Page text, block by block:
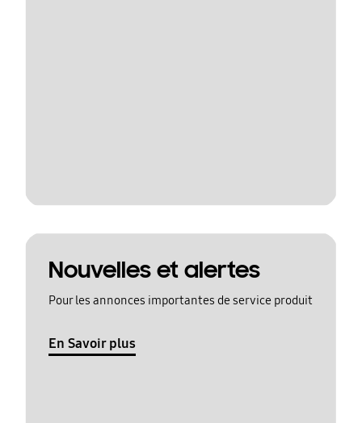
Nouvelles et alertes
Pour les annonces importantes de service produit
En Savoir plus